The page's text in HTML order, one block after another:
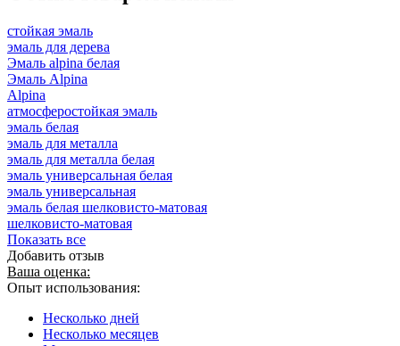
стойкая эмаль
эмаль для дерева
Эмаль alpina белая
Эмаль Alpina
Alpina
атмосферостойкая эмаль
эмаль белая
эмаль для металла
эмаль для металла белая
эмаль универсальная белая
эмаль универсальная
эмаль белая шелковисто-матовая
шелковисто-матовая
Показать все
Добавить отзыв
Ваша оценка:
Опыт использования:
Несколько дней
Несколько месяцев